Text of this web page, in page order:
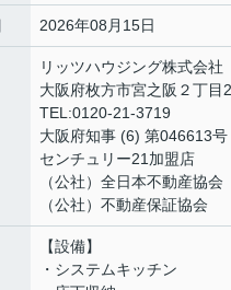
2026年08月15日
リッツハウジング株式会
大阪府枚方市宮之阪２丁目
TEL:0120-21-3719
大阪府知事 (6) 第046613号
センチュリー21加盟店
（公社）全日本不動産協会
（公社）不動産保証協会
【設備】
・システムキッチン